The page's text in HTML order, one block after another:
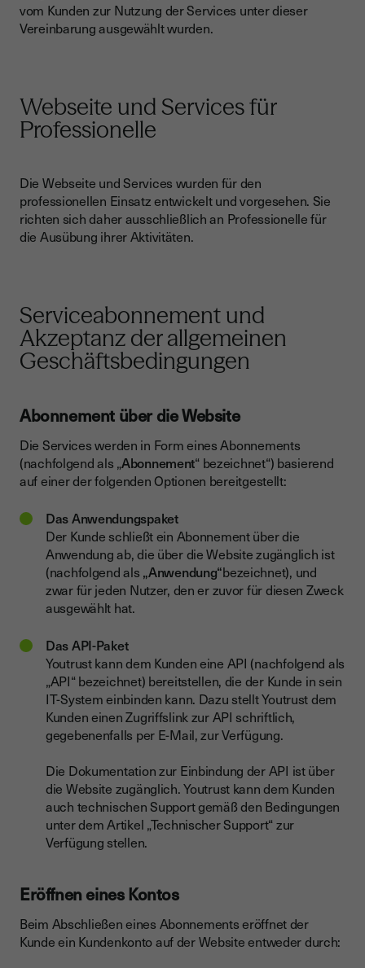
vom Kunden zur Nutzung der Services unter dieser
Vereinbarung ausgewählt wurden.
Webseite und Services für
Professionelle
Die Webseite und Services wurden für den
professionellen Einsatz entwickelt und vorgesehen. Sie
richten sich daher ausschließlich an Professionelle für
die Ausübung ihrer Aktivitäten.
Serviceabonnement und
Akzeptanz der allgemeinen
Geschäftsbedingungen
Abonnement über die Website
Die Services werden in Form eines Abonnements
(nachfolgend als „Abonnement“ bezeichnet“) basierend
auf einer der folgenden Optionen bereitgestellt:
Das Anwendungspaket
Der Kunde schließt ein Abonnement über die
Anwendung ab, die über die Website zugänglich ist
(nachfolgend als „Anwendung“bezeichnet), und
zwar für jeden Nutzer, den er zuvor für diesen Zweck
ausgewählt hat.
Das API-Paket
Youtrust kann dem Kunden eine API (nachfolgend als
„API“ bezeichnet) bereitstellen, die der Kunde in sein
IT-System einbinden kann. Dazu stellt Youtrust dem
Kunden einen Zugriffslink zur API schriftlich,
gegebenenfalls per E-Mail, zur Verfügung.
Die Dokumentation zur Einbindung der API ist über
die Website zugänglich. Youtrust kann dem Kunden
auch technischen Support gemäß den Bedingungen
unter dem Artikel „Technischer Support“ zur
Verfügung stellen.
Eröffnen eines Kontos
Beim Abschließen eines Abonnements eröffnet der
Kunde ein Kundenkonto auf der Website entweder durch: